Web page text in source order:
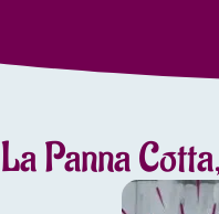
La Panna